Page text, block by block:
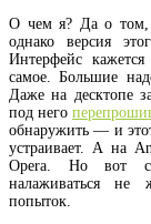
О чем я? Да о том,
однако версия
Интерфейс
самое. Большие
Даже на десктопе
под него
обнаружить — и
устраивает. А на
Opera. Но вот с
налаживаться не
попыток.